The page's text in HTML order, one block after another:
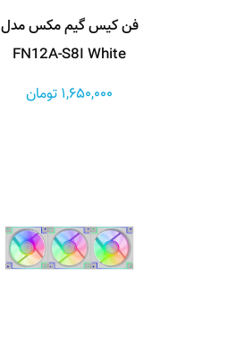
فن کیس گیم مکس مدل
FN12A-S8I White
1,650,000 تومان